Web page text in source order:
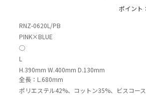
ポイント
RNZ-0620L/PB
PINK×BLUE
◯
L
H.390mm W.400mm D.130mm
全長：L.680mm
ポリエステル42%、コットン35%、ビスコース